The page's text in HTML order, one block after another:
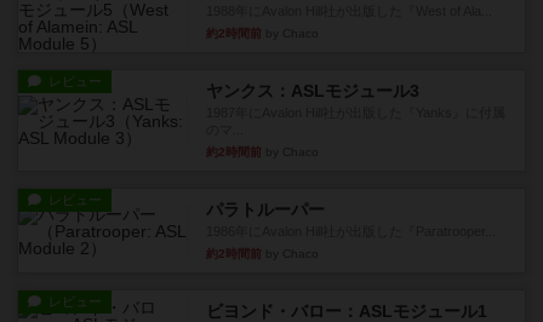
約2時間前
レビュー ヤンクス：ASLモジュール3
約2時間前
レビュー パラトルーパー
約2時間前
レビュー ビヨンド・バロー：ASLモジュール1